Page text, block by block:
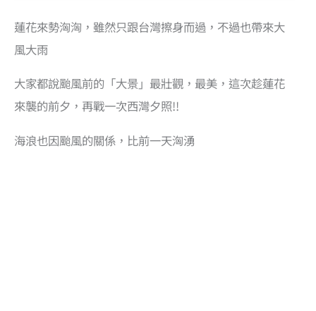
蓮花來勢洶洶，雖然只跟台灣擦身而過，不過也帶來大
風大雨
大家都說颱風前的「大景」最壯觀，最美，這次趁蓮花
來襲的前夕，再戰一次西灣夕照!!
海浪也因颱風的關係，比前一天洶湧